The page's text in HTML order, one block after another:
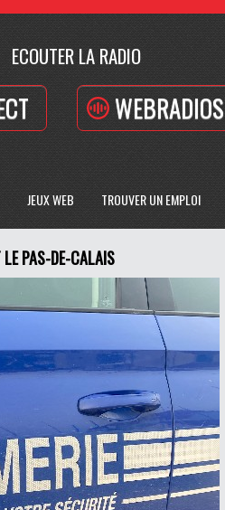
ECOUTER LA RADIO
WEBRADIOS
JEUX WEB TROUVER UN EMPLOI
LE PAS-DE-CALAIS